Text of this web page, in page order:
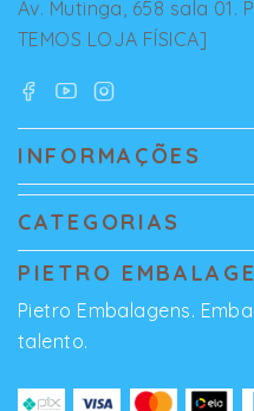
Av. Mutinga, 658 sala 01.
TEMOS LOJA FÍSICA]
INFORMAÇÕES
CATEGORIAS
PIETRO
Pietro Embalagens.
talento.